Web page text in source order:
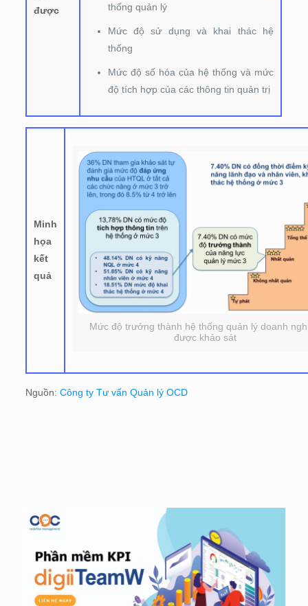
được
thống quản lý
Mức độ sử dụng và khai thác hệ
thống
Mức độ số hóa của hệ thống và mức
độ tích hợp của các thông tin quản trị
Minh
họa
kết
quả
Mức độ trưởng thành hệ thống quản lý doanh
được khảo sát
Nguồn: Công ty Tư vấn Quản lý OCD